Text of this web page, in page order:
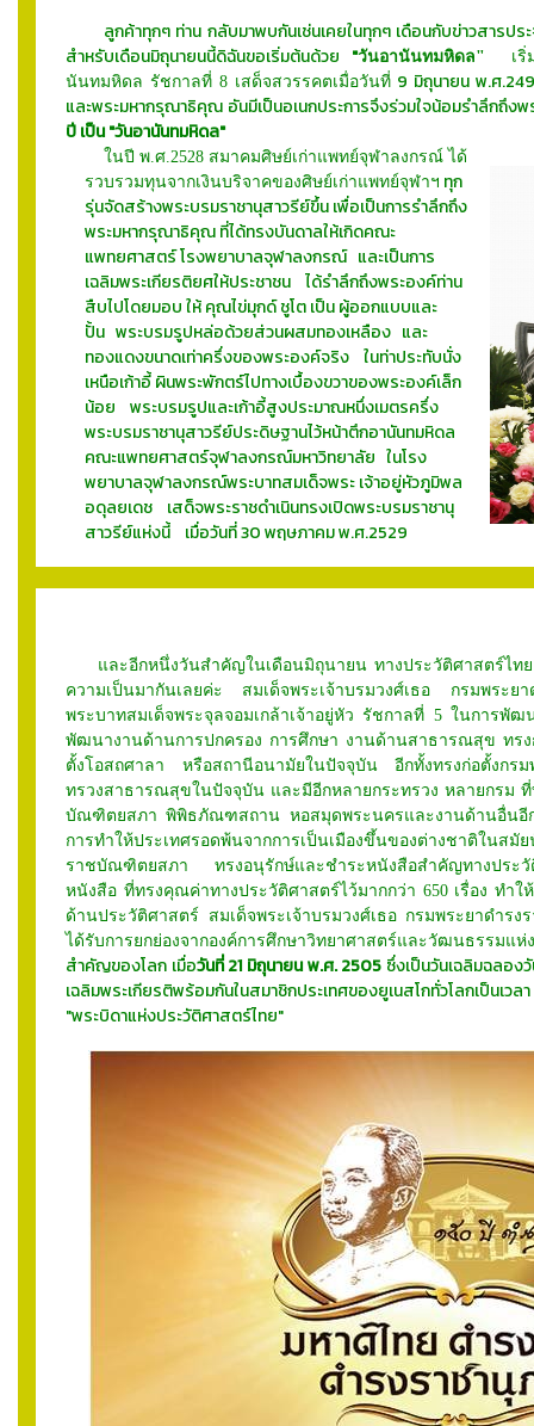
ลูกค้าทุกๆ ท่าน กลับมาพบกันเช่นเคยในทุกๆ เดือนกับข่าวสารปร
สำหรับเดือนมิถุนายนนี้ดิฉันขอเริ่มต้นด้วย "วันอานันทมหิดล"
เริ่
นันทมหิดล รัชกาลที่ 8 เสด็จสวรรคตเมื่อวันที่ 9 มิถุนายน พ.ศ
และพระมหากรุณาธิคุณ อันมีเป็นอเนกประการจึงร่วมใจน้อมรำลึกถึง
ปี เป็น"วันอานันทมหิดล"
ในปี พ.ศ.2528 สมาคมศิษย์เก่าแพทย์จุฬาลงกรณ์ ได้
รวบรวมทุนจากเงินบริจาคของศิษย์เก่าแพทย์จุฬาฯ ทุก
รุ่นจัดสร้างพระบรมราชานุสาวรีย์ขึ้น เพื่อเป็นการรำลึกถึง
พระมหากรุณาธิคุณ ที่ได้ทรงบันดาลให้เกิดคณะ
แพทยศาสตร์ โรงพยาบาลจุฬาลงกรณ์ และเป็นการ
เฉลิมพระเกียรติยศให้ประชาชน ได้รำลึกถึงพระองค์ท่าน
สืบไปโดยมอบ ให้ คุณไข่มุกด์ ชูโต เป็น ผู้ออกแบบและ
ปั้น พระบรมรูปหล่อด้วยส่วนผสมทองเหลือง และ
ทองแดงขนาดเท่าครึ่งของพระองค์จริง ในท่าประทับนั่ง
เหนือเก้าอี้ ผินพระพักตร์ไปทางเบื้องขวาของพระองค์เล็ก
น้อย พระบรมรูปและเก้าอี้สูงประมาณหนึ่งเมตรครึ่ง
พระบรมราชานุสาวรีย์ประดิษฐานไว้หน้าตึกอานันทมหิดล
คณะแพทยศาสตร์จุฬาลงกรณ์มหาวิทยาลัย ในโรง
พยาบาลจุฬาลงกรณ์พระบาทสมเด็จพระ เจ้าอยู่หัวภูมิพล
อดุลยเดช เสด็จพระราชดำเนินทรงเปิดพระบรมราชานุ
สาวรีย์แห่งนี้ เมื่อวันที่ 30 พฤษภาคม พ.ศ.2529
และอีกหนึ่งวันสำคัญในเดือนมิถุนายนทางประวัติศาสตร์ไ
ความเป็นมากันเลยค่ะ สมเด็จพระเจ้าบรมวงศ์เธอ กรมพระย
พระบาทสมเด็จพระจุลจอมเกล้าเจ้าอยู่หัว รัชกาลที่ 5 ในการพัฒ
พัฒนางานด้านการปกครอง การศึกษา งานด้านสาธารณสุข ทรง
ตั้งโอสถศาลา หรือสถานีอนามัยในปัจจุบัน อีกทั้งทรงก่อตั้งกรม
ทรวงสาธารณสุขในปัจจุบัน และมีอีกหลายกระทรวง หลายกรม ที่
บัณฑิตยสภา พิพิธภัณฑสถาน หอสมุดพระนครและงานด้านอื่นอี
การทำให้ประเทศรอดพ้นจากการเป็นเมืองขึ้นของต่างชาติใน
ราชบัณฑิตยสภา ทรงอนุรักษ์และชำระหนังสือสำคัญทางประ
หนังสือ ที่ทรงคุณค่าทางประวัติศาสตร์ไว้มากกว่า 650 เรื่อง ทำ
ด้านประวัติศาสตร์ สมเด็จพระเจ้าบรมวงศ์เธอ กรมพระยาดำร
ได้รับการยกย่องจากองค์การศึกษาวิทยาศาสตร์และวัฒนธรรมแ
สำคัญของโลก เมื่อวันที่ 21 มิถุนายน พ.ศ. 2505 ซึ่งเป็นวันเฉลิมฉลอ
เฉลิมพระเกียรติพร้อมกันในสมาชิกประเทศของยูเนสโกทั่วโลกเป็นเว
"พระบิดาแห่งประวัติศาสตร์ไทย"